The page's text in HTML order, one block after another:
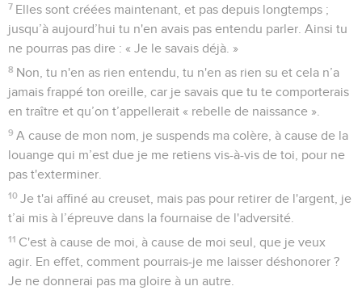
7 Elles sont créées maintenant, et pas depuis longtemps ;
jusqu’à aujourd’hui tu n'en avais pas entendu parler. Ainsi tu
ne pourras pas dire : « Je le savais déjà. »
8 Non, tu n'en as rien entendu, tu n'en as rien su et cela n’a
jamais frappé ton oreille, car je savais que tu te comporterais
en traître et qu’on t’appellerait « rebelle de naissance ».
9 A cause de mon nom, je suspends ma colère, à cause de la
louange qui m’est due je me retiens vis-à-vis de toi, pour ne
pas t'exterminer.
10 Je t'ai affiné au creuset, mais pas pour retirer de l'argent, je
t’ai mis à l’épreuve dans la fournaise de l'adversité.
11 C'est à cause de moi, à cause de moi seul, que je veux
agir. En effet, comment pourrais-je me laisser déshonorer ?
Je ne donnerai pas ma gloire à un autre.